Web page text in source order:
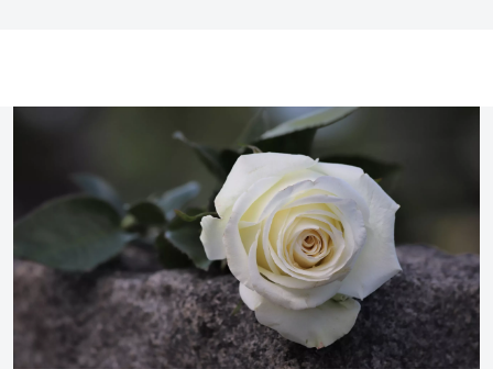
News